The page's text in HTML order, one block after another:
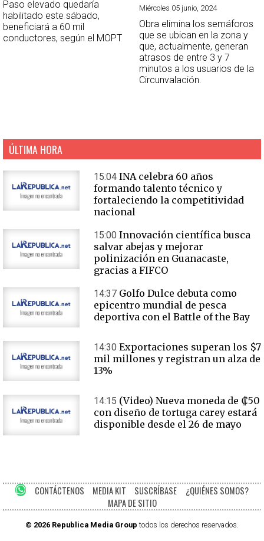
Paso elevado quedaría
habilitado este sábado,
beneficiará a 60 mil
conductores, según el MOPT
Miércoles 05 junio, 2024
Obra elimina los semáforos
que se ubican en la zona y
que, actualmente, generan
atrasos de entre 3 y 7
minutos a los usuarios de la
Circunvalación.
ÚLTIMA HORA
15:04 INA celebra 60 años
formando talento técnico y
fortaleciendo la competitividad
nacional
15:00 Innovación científica busca
salvar abejas y mejorar
polinización en Guanacaste,
gracias a FIFCO
14:37 Golfo Dulce debuta como
epicentro mundial de pesca
deportiva con el Battle of the Bay
14:30 Exportaciones superan los $7
mil millones y registran un alza de
13%
14:15 (Video) Nueva moneda de ₡50
con diseño de tortuga carey estará
disponible desde el 26 de mayo
CONTÁCTENOS MEDIA KIT SUSCRÍBASE
¿QUIÉNES SOMOS?
MAPA DE SITIO
© 2026 Republica Media Group todos los derechos reservados.